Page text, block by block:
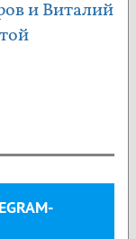
и Виталий